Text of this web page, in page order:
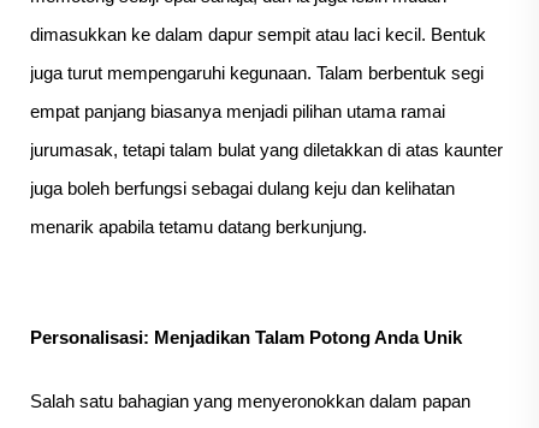
dimasukkan ke dalam dapur sempit atau laci kecil. Bentuk
juga turut mempengaruhi kegunaan. Talam berbentuk segi
empat panjang biasanya menjadi pilihan utama ramai
jurumasak, tetapi talam bulat yang diletakkan di atas kaunter
juga boleh berfungsi sebagai dulang keju dan kelihatan
menarik apabila tetamu datang berkunjung.
Personalisasi: Menjadikan Talam Potong Anda Unik
Salah satu bahagian yang menyeronokkan dalam papan